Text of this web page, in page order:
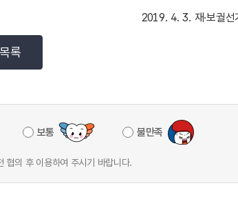
목록
보통 불만족
협의 후 이용하여 주시기 바랍니다.